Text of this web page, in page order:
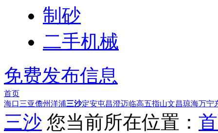
制砂
二手机械
免费发布信息
首页
海口三亚儋州洋浦三沙定安屯昌澄迈临高五指山文昌琼海万宁
三沙 您当前所在位置：